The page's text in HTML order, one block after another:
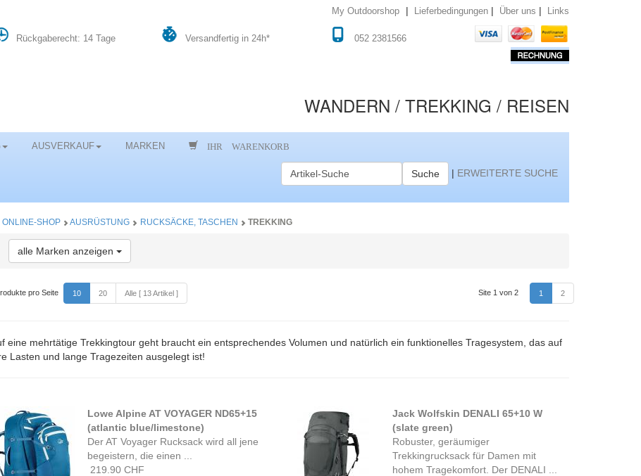
My Outdoorshop | Lieferbedingungen | Über uns | Links
Rückgaberecht: 14 Tage Versandfertig in 24h* 052 2381566
WANDERN / TREKKING / REISEN
AUSVERKAUF MARKEN IHR WARENKORB
Suche | ERWEITERTE SUCHE
ONLINE-SHOP AUSRÜSTUNG RUCKSÄCKE, TASCHEN TREKKING
alle Marken anzeigen Toggle Dropdown
pro Seite 10 20 Alle [ 13 Artikel ] Site 1 von 2 1 2
eine mehrtätige Trekkingtour geht braucht ein entsprechendes Volumen und natürlich ein funktionelles Tragesystem, das auf
Lasten und lange Tragezeiten ausgelegt ist!
Lowe Alpine AT VOYAGER ND65+15
(atlantic blue/limestone)
Der AT Voyager Rucksack wird all jene
begeistern, die einen ...
219.90 CHF
Jack Wolfskin DENALI 65+10 W
(slate green)
Robuster, geräumiger
Trekkingrucksack für Damen mit
hohem Tragekomfort. Der DENALI ...